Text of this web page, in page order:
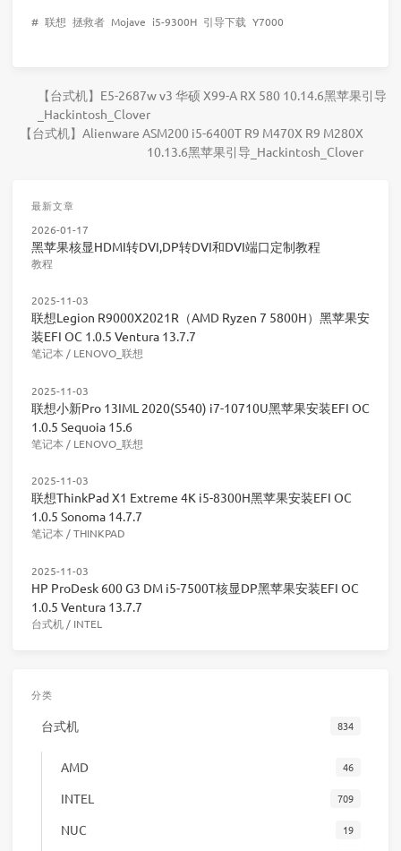
# 联想 拯救者 Mojave i5-9300H 引导下载 Y7000
【台式机】E5-2687w v3 华硕 X99-A RX 580 10.14.6黑苹果引导
_Hackintosh_Clover
【台式机】Alienware ASM200 i5-6400T R9 M470X R9 M280X
10.13.6黑苹果引导_Hackintosh_Clover
最新文章
2026-01-17
黑苹果核显HDMI转DVI,DP转DVI和DVI端口定制教程
教程
2025-11-03
联想Legion R9000X2021R（AMD Ryzen 7 5800H）黑苹果安
装EFI OC 1.0.5 Ventura 13.7.7
笔记本/ LENOVO_联想
2025-11-03
联想小新Pro 13IML 2020(S540) i7-10710U黑苹果安装EFI OC
1.0.5 Sequoia 15.6
笔记本 / LENOVO_联想
2025-11-03
联想ThinkPad X1 Extreme 4K i5-8300H黑苹果安装EFI OC
1.0.5 Sonoma 14.7.7
笔记本/THINKPAD
2025-11-03
HP ProDesk 600 G3 DM i5-7500T核显DP黑苹果安装EFI OC
1.0.5 Ventura 13.7.7
台式机 / INTEL
分类
台式机 834
AMD 46
INTEL 709
NUC 19